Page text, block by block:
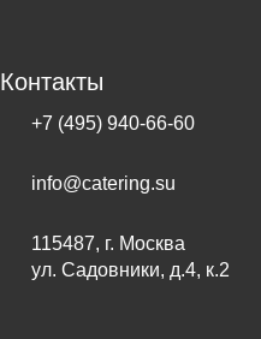
Контакты
+7 (495) 940-66-60
info@catering.su
115487, г. Москва
ул. Садовники, д.4, к.2